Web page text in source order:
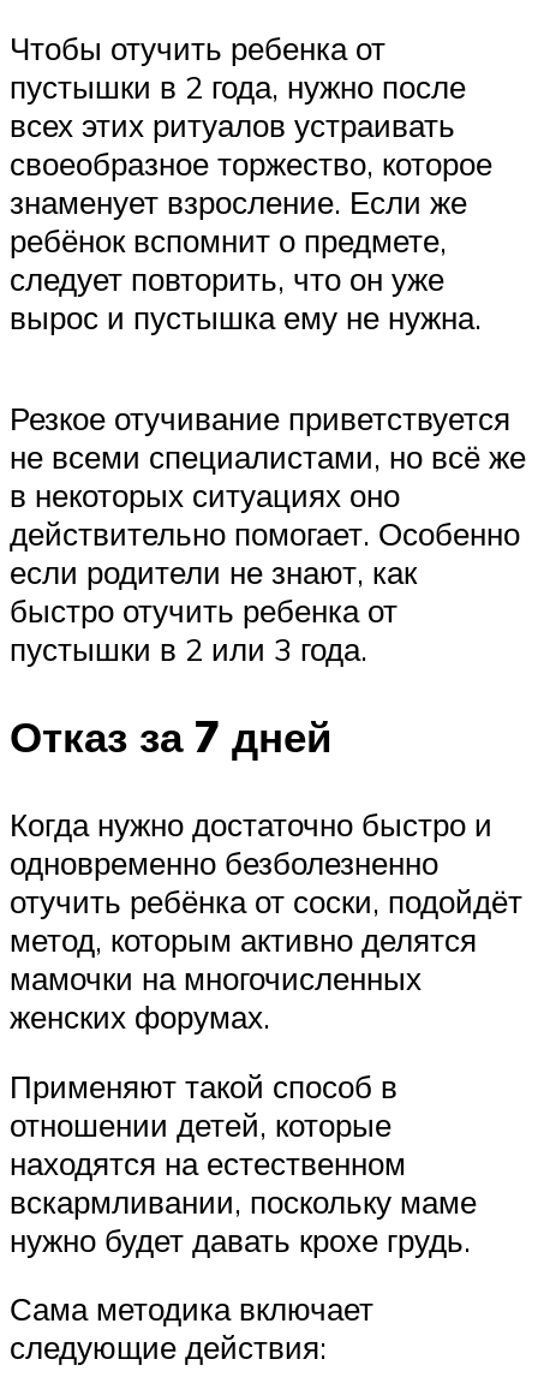
Чтобы отучить ребенка от
пустышки в 2 года, нужно после
всех этих ритуалов устраивать
своеобразное торжество, которое
знаменует взросление. Если же
ребёнок вспомнит о предмете,
следует повторить, что он уже
вырос и пустышка ему не нужна.
Резкое отучивание приветствуется
не всеми специалистами, но всё же
в некоторых ситуациях оно
действительно помогает. Особенно
если родители не знают, как
быстро отучить ребенка от
пустышки в 2 или 3 года.
Отказ за 7 дней
Когда нужно достаточно быстро и
одновременно безболезненно
отучить ребёнка от соски, подойдёт
метод, которым активно делятся
мамочки на многочисленных
женских форумах.
Применяют такой способ в
отношении детей, которые
находятся на естественном
вскармливании, поскольку маме
нужно будет давать крохе грудь.
Сама методика включает
следующие действия: